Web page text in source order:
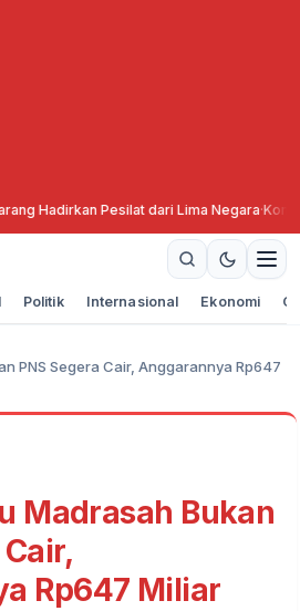
Pesilat dari Lima Negara·Komisi X DPR
Politik Internasional Ekonomi
PNS Segera Cair, Anggarannya Rp647
Madrasah Bukan
Rp647 Miliar